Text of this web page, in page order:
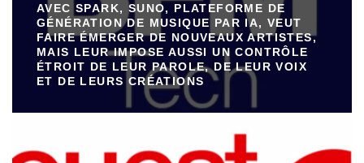
AVEC SPARK, SUNO, PLATEFORME DE
GÉNÉRATION DE MUSIQUE PAR IA, VEUT
FAIRE ÉMERGER DE NOUVEAUX ARTISTES,
MAIS LEUR IMPOSE AUSSI UN CONTRÔLE
ÉTROIT DE LEUR PAROLE, DE LEUR VOIX
ET DE LEURS CRÉATIONS